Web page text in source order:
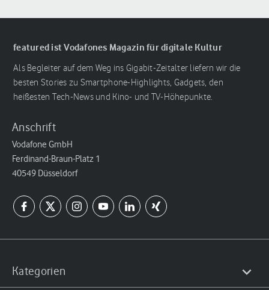
featured ist Vodafones Magazin für digitale Kultur
Als Begleiter auf dem Weg ins Gigabit-Zeitalter liefern wir die
besten Stories zu Smartphone-Highlights, Gadgets, den
heißesten Tech-News und Kino- und TV-Höhepunkte.
Anschrift
Vodafone GmbH
Ferdinand-Braun-Platz 1
40549 Düsseldorf
Kategorien